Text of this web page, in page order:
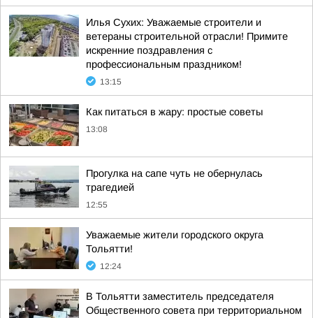
Илья Сухих: Уважаемые строители и
ветераны строительной отрасли! Примите
искренние поздравления с
профессиональным праздником!
13:15
Как питаться в жару: простые советы
13:08
Прогулка на сапе чуть не обернулась
трагедией
12:55
Уважаемые жители городского округа
Тольятти!
12:24
В Тольятти заместитель председателя
Общественного совета при территориальном